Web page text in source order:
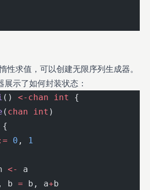
性求值，可以创建无限序列生成器。
示了如何封装状态：
() <-chan int
{
( chan int )
{
0 ,
1
<-
a
b
= b, a+b